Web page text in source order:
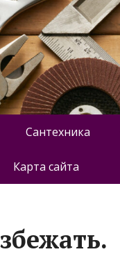
Сантехника
Карта сайта